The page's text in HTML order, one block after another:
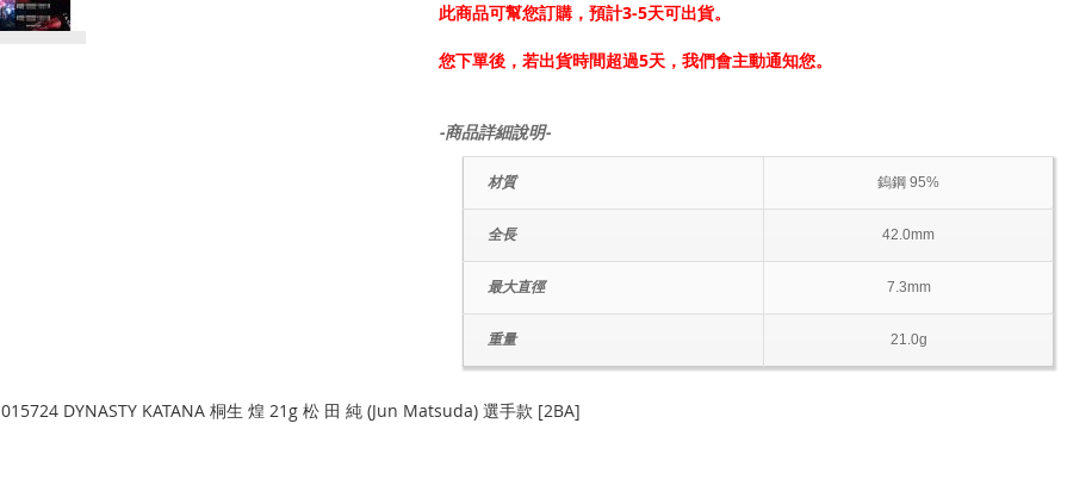
此商品可幫您訂購，預計3-5天可出貨。
您下單後，若出貨時間超過5天，我們會主動通知您。
-商品詳細說明-
材質 鎢鋼 95%
全長 42.0mm
最大直徑 7.3mm
重量 21.0g
015724 DYNASTY KATANA 桐生 煌 21g 松 田 純 (Jun Matsuda) 選手款 [2BA]